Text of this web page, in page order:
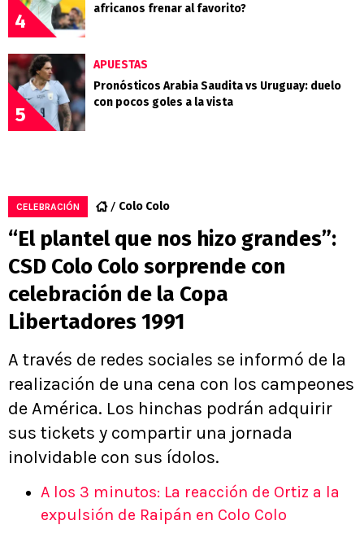
4
africanos frenar al favorito?
5
APUESTAS
Pronósticos Arabia Saudita vs Uruguay: duelo
con pocos goles a la vista
CELEBRACIÓN Colo Colo
“El plantel que nos hizo grandes”:
CSD Colo Colo sorprende con
celebración de la Copa
Libertadores 1991
A través de redes sociales se informó de la
realización de una cena con los campeones
de América. Los hinchas podrán adquirir
sus tickets y compartir una jornada
inolvidable con sus ídolos.
A los 3 minutos: La reacción de Ortiz a la
expulsión de Raipán en Colo Colo